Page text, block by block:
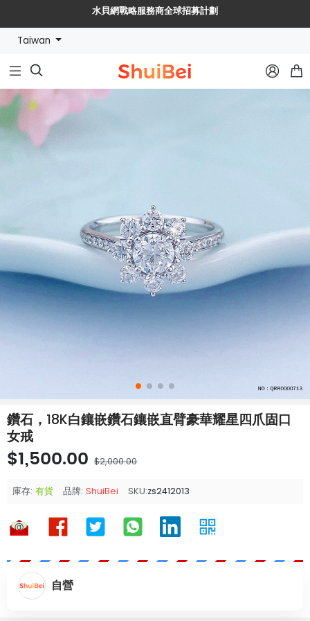
🔥【水貝幣$SHUIBEI】黃金珠寶【穩定幣+RWA】新紀元🔥
Taiwan
  
鑽石，18K白鑲嵌鑽石鑲嵌直臂豪華耀星四爪固口
女戒
$1,500.00 $2,000.00
庫存: 有貨 品牌: ShuiBei SKU:zs2412013
自營